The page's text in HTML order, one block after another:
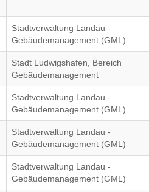
Stadtverwaltung Landau -
Gebäudemanagement (GML)
Stadt Ludwigshafen, Bereich
Gebäudemanagement
Stadtverwaltung Landau -
Gebäudemanagement (GML)
Stadtverwaltung Landau -
Gebäudemanagement (GML)
Stadtverwaltung Landau -
Gebäudemanagement (GML)